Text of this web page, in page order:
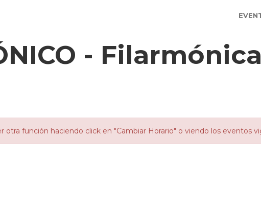
-
otra función haciendo click en "Cambiar Horario" o viendo los eventos